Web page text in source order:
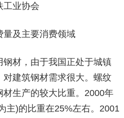
业协会
及主要消费领域
材，由于我国正处于城镇
建筑钢材需求很大。螺纹
生产的较大比重。2000年
主)的比重在25%左右。2001